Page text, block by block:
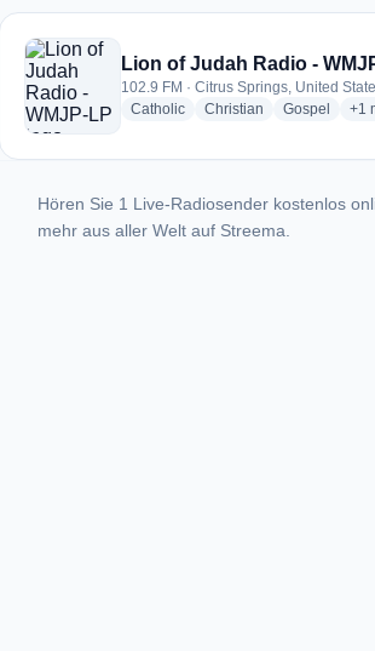
1 Radiosender aus Citrus Springs
Lion of Judah Radio -
102.9 FM · Citrus Springs, United
Catholicradio stations
Christian radio stations
Gospel radio
+1
Hören Sie 1 Live-Radiosender kostenlos
mehr aus aller Welt auf Streema.